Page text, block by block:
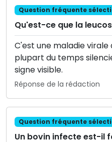
Question fréquente
Qu'est-ce que la
C'est une maladie virale
plupart du temps
signe visible.
Réponse de la rédaction
Question fréquente
Un bovin infecte est-il